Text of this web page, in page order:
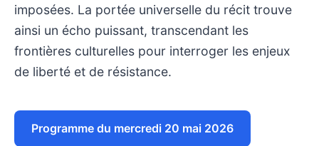
imposées. La portée universelle du récit trouve
ainsi un écho puissant, transcendant les
frontières culturelles pour interroger les enjeux
de liberté et de résistance.
Programme du mercredi 20 mai 2026